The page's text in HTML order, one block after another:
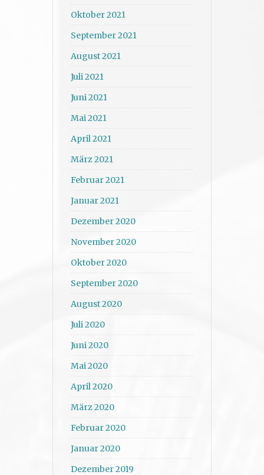
Oktober 2021
September 2021
August 2021
Juli 2021
Juni 2021
Mai 2021
April 2021
März 2021
Februar 2021
Januar 2021
Dezember 2020
November 2020
Oktober 2020
September 2020
August 2020
Juli 2020
Juni 2020
Mai 2020
April 2020
März 2020
Februar 2020
Januar 2020
Dezember 2019